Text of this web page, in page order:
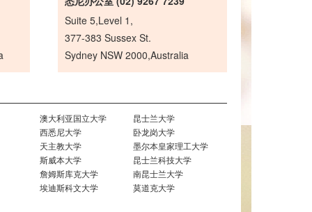
Suite 5,Level 1,
377-383 Sussex St.
Sydney NSW 2000,Australia
澳大利亚国立大学
昆士兰大学
西悉尼大学
卧龙岗大学
天主教大学
墨尔本皇家理工大学
斯威本大学
昆士兰科技大学
詹姆斯库克大学
南昆士兰大学
埃迪斯科文大学
莫道克大学